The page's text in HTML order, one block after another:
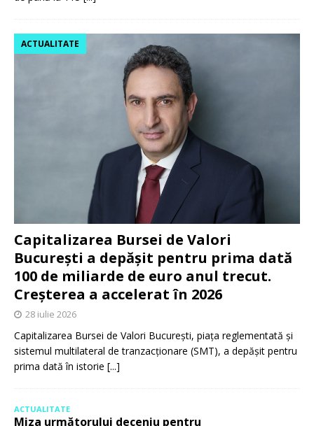
Capitalizarea Bursei de Valori
București a depășit pentru prima dată
100 de miliarde de euro anul trecut.
Creșterea a accelerat în 2026
ACTUALITATE
28 iulie 2026
Capitalizarea Bursei de Valori București, piața reglementată și
sistemul multilateral de tranzacționare (SMT), a depășit pentru
prima dată în istorie [...]
ACTUALITATE
Miza următorului deceniu pentru